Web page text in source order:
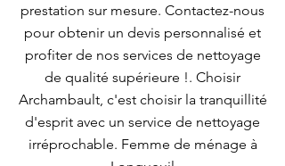
prestation sur mesure. Contactez-nous
pour obtenir un devis personnalisé et
profiter de nos services de nettoyage
de qualité supérieure !. Choisir
Archambault, c'est choisir la tranquillité
d'esprit avec un service de nettoyage
irréprochable. Femme de ménage à